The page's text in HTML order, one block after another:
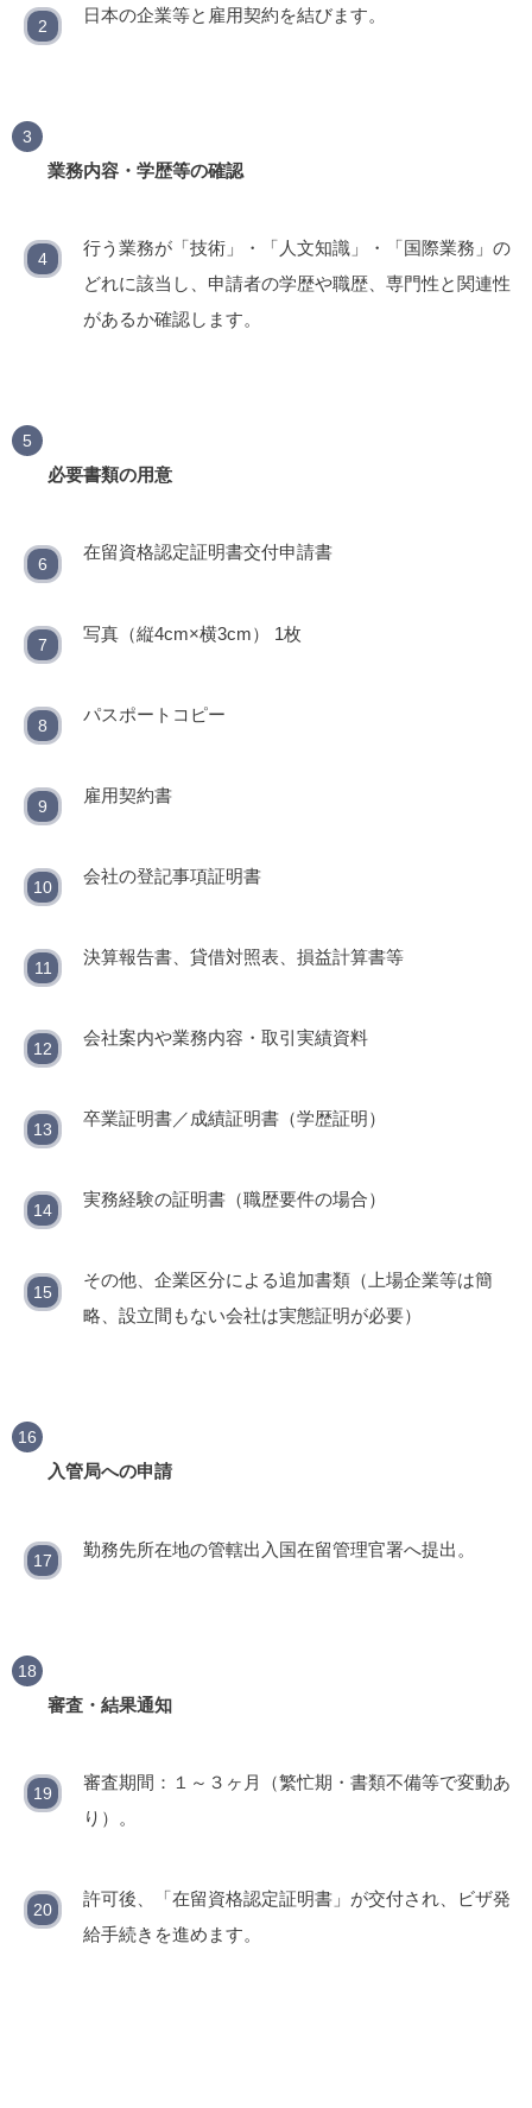
日本の企業等と雇用契約を結びます。
業務内容・学歴等の確認
行う業務が「技術」・「人文知識」・「国際業務」の
どれに該当し、申請者の学歴や職歴、専門性と関連性
があるか確認します。
必要書類の用意
在留資格認定証明書交付申請書
写真（縦4cm×横3cm） 1枚
パスポートコピー
雇用契約書
会社の登記事項証明書
決算報告書、貸借対照表、損益計算書等
会社案内や業務内容・取引実績資料
卒業証明書／成績証明書（学歴証明）
実務経験の証明書（職歴要件の場合）
その他、企業区分による追加書類（上場企業等は簡
略、設立間もない会社は実態証明が必要）
入管局への申請
勤務先所在地の管轄出入国在留管理官署へ提出。
審査・結果通知
審査期間：１～３ヶ月（繁忙期・書類不備等で変動あ
り）。
許可後、「在留資格認定証明書」が交付され、ビザ発
給手続きを進めます。